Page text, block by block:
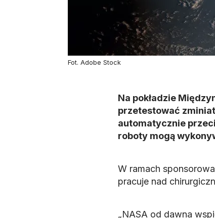
Fot. Adobe Stock
Na pokładzie
przetestować
automatycznie
roboty mogą
W ramach
pracuje nad
„NASA od dawna